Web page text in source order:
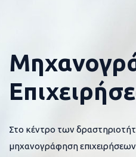
Στο κέντρο των
μηχανογράφηση